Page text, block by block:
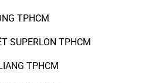
TPHCM
SUPERLON TPHCM
TPHCM